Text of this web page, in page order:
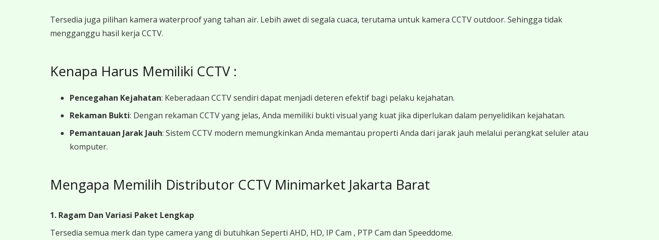
Tersedia juga pilihan kamera waterproof yang tahan air. Lebih awet di segala cuaca, terutama untuk kamera CCTV outdoor. Sehingga tidak
mengganggu hasil kerja CCTV.
Kenapa Harus Memiliki CCTV :
Pencegahan Kejahatan: Keberadaan CCTV sendiri dapat menjadi deteren efektif bagi pelaku kejahatan.
Rekaman Bukti: Dengan rekaman CCTV yang jelas, Anda memiliki bukti visual yang kuat jika diperlukan dalam penyelidikan kejahatan.
Pemantauan Jarak Jauh: Sistem CCTV modern memungkinkan Anda memantau properti Anda dari jarak jauh melalui perangkat seluler atau
komputer.
Mengapa Memilih Distributor CCTV Minimarket Jakarta Barat
1. Ragam Dan Variasi Paket Lengkap
Tersedia semua merk dan type camera yang di butuhkan Seperti AHD, HD, IP Cam , PTP Cam dan Speeddome.